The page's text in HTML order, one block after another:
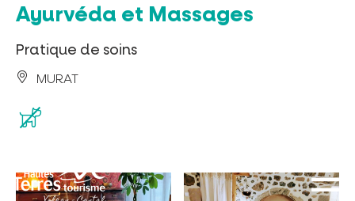
Ayurvéda et Massages
Pratique de soins
MURAT